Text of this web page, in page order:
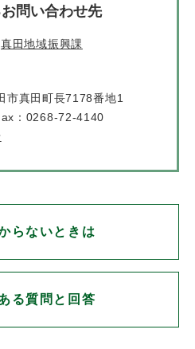
問い合わせ先
真田地域振興課
市真田町長7178番地1
：0268-72-4140
らないときは
る質問と回答